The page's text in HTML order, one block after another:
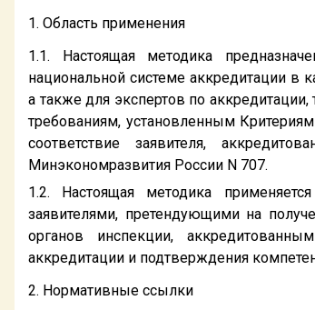
1. Область применения
1.1. Настоящая методика
национальной системе аккредитации в
а также для экспертов по
требованиям, установленным
соответствие заявителя,
Минэкономразвития России N 707.
1.2. Настоящая методика
заявителями, претендующими на
органов инспекции,
аккредитации и подтверждения
2. Нормативные ссылки